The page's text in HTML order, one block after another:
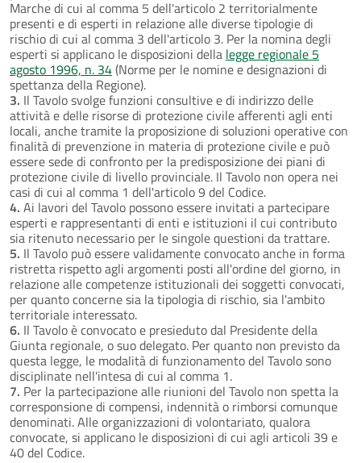
Marche di cui al comma 5 dell'articolo 2 territorialmente
presenti e di esperti in relazione alle diverse tipologie di
rischio di cui al comma 3 dell'articolo 3. Per la nomina degli
esperti si applicano le disposizioni della legge regionale 5
agosto 1996, n. 34(Norme per le nomine e designazioni di
spettanza della Regione).
3. Il Tavolo svolge funzioni consultive e di indirizzo delle
attività e delle risorse di protezione civile afferenti agli enti
locali, anche tramite la proposizione di soluzioni operative con
finalità di prevenzione in materia di protezione civile e può
essere sede di confronto per la predisposizione dei piani di
protezione civile di livello provinciale. Il Tavolo non opera nei
casi di cui al comma 1 dell'articolo 9 del Codice.
4. Ai lavori del Tavolo possono essere invitati a partecipare
esperti e rappresentanti di enti e istituzioni il cui contributo
sia ritenuto necessario per le singole questioni da trattare.
5. Il Tavolo può essere validamente convocato anche in forma
ristretta rispetto agli argomenti posti all'ordine del giorno, in
relazione alle competenze istituzionali dei soggetti convocati,
per quanto concerne sia la tipologia di rischio, sia l'ambito
territoriale interessato.
6. Il Tavolo è convocato e presieduto dal Presidente della
Giunta regionale, o suo delegato. Per quanto non previsto da
questa legge, le modalità di funzionamento del Tavolo sono
disciplinate nell'intesa di cui al comma 1.
7. Per la partecipazione alle riunioni del Tavolo non spetta la
corresponsione di compensi, indennità o rimborsi comunque
denominati. Alle organizzazioni di volontariato, qualora
convocate, si applicano le disposizioni di cui agli articoli 39 e
40 del Codice.